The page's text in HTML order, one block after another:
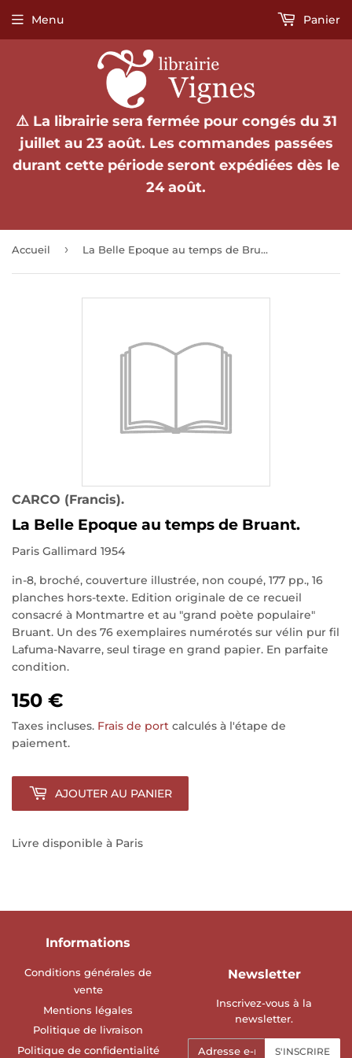
⚠️ La librairie sera fermée pour congés du 31
juillet au 23 août. Les commandes passées
durant cette période seront expédiées dès le
24 août.
Menu Panier
Accueil › La Belle Epoque au temps de Bruant.
CARCO (Francis).
La Belle Epoque au temps de Bruant.
Paris Gallimard 1954
in-8, broché, couverture illustrée, non coupé, 177 pp., 16
planches hors-texte. Edition originale de ce recueil
consacré à Montmartre et au "grand poète populaire"
Bruant. Un des 76 exemplaires numérotés sur vélin pur fil
Lafuma-Navarre, seul tirage en grand papier. En parfaite
condition.
150 €
Taxes incluses. Frais de port calculés à l'étape de
paiement.
AJOUTER AU PANIER
Livre disponible à Paris
Informations
Conditions générales de
vente
Mentions légales
Politique de livraison
Politique de confidentialité
Newsletter
Inscrivez-vous à la
newsletter.
S'INSCRIRE